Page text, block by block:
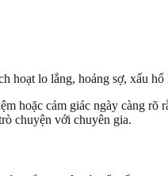
hoạt lo lắng, hoảng sợ, xấu hổ
hoặc cảm giác ngày càng rõ
chuyện với chuyên gia.